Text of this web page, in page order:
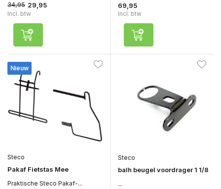
34,95 29,95
Incl. btw
69,95
Incl. btw
Nieuw
Steco
Pakaf Fietstas Mee
Praktische Steco Pakaf-...
Steco
balh beugel voordrager 1 1/8
...